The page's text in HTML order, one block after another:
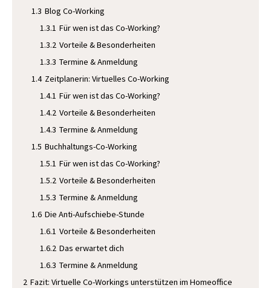
1.3 Blog Co-Working
1.3.1 Für wen ist das Co-Working?
1.3.2 Vorteile & Besonderheiten
1.3.3 Termine & Anmeldung
1.4 Zeitplanerin: Virtuelles Co-Working
1.4.1 Für wen ist das Co-Working?
1.4.2 Vorteile & Besonderheiten
1.4.3 Termine & Anmeldung
1.5 Buchhaltungs-Co-Working
1.5.1 Für wen ist das Co-Working?
1.5.2 Vorteile & Besonderheiten
1.5.3 Termine & Anmeldung
1.6 Die Anti-Aufschiebe-Stunde
1.6.1 Vorteile & Besonderheiten
1.6.2 Das erwartet dich
1.6.3 Termine & Anmeldung
2 Fazit: Virtuelle Co-Workings unterstützen im Homeoffice